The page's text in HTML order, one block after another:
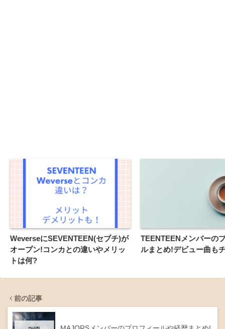
WeverseにSEVENTEEN(セブチ)が
オープン!コンカとの違いやメリッ
トは何?
TEENTEENメンバーの
ルまとめ!デビュー曲も
前の記事